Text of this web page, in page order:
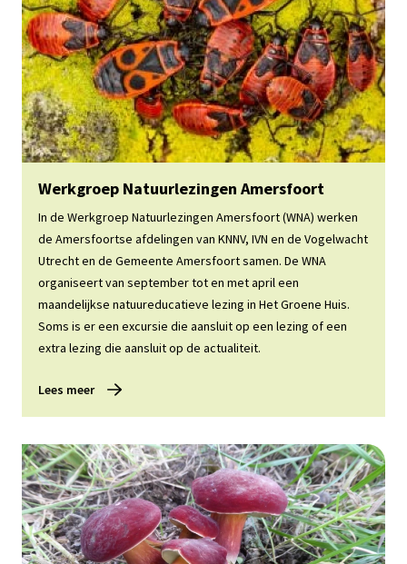
Lees meer
Werkgroep Natuurlezingen Amersfoort
In de Werkgroep Natuurlezingen Amersfoort (WNA) werken
de Amersfoortse afdelingen van KNNV, IVN en de Vogelwacht
Utrecht en de Gemeente Amersfoort samen. De WNA
organiseert van september tot en met april een
maandelijkse natuureducatieve lezing in Het Groene Huis.
Soms is er een excursie die aansluit op een lezing of een
extra lezing die aansluit op de actualiteit.
Lees meer